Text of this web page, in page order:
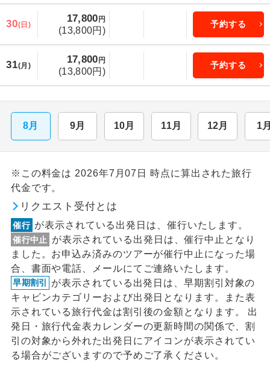
30(日)
17,800 円
(13,800円)
予約する
31(月)
17,800 円
(13,800円)
予約する
8月 9月 10月 11月 12月 1
※この料金は 2026年7月07日 時点に算出された旅行
代金です。
リクエスト受付とは
催行 が表示されている出発日は、催行いたします。
催行中止
が表示されている出発日は、催行中止となり
ました。お申込み済みのツアーが催行中止になった場
合、書面や電話、メールにてご連絡いたします。
早期割引
が表示されている出発日は、早期割引対象の
キャビンカテゴリーおよび出発日となります。また表
示されている旅行代金は割引後の金額となります。 出
発日・旅行代金表カレンダーの更新時間の関係で、割
引の対象から外れた出発日にアイコンが表示されてい
る場合がございますので予めご了承ください。